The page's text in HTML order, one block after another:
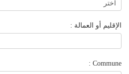
الإقليم أو العمالة :
Commune :